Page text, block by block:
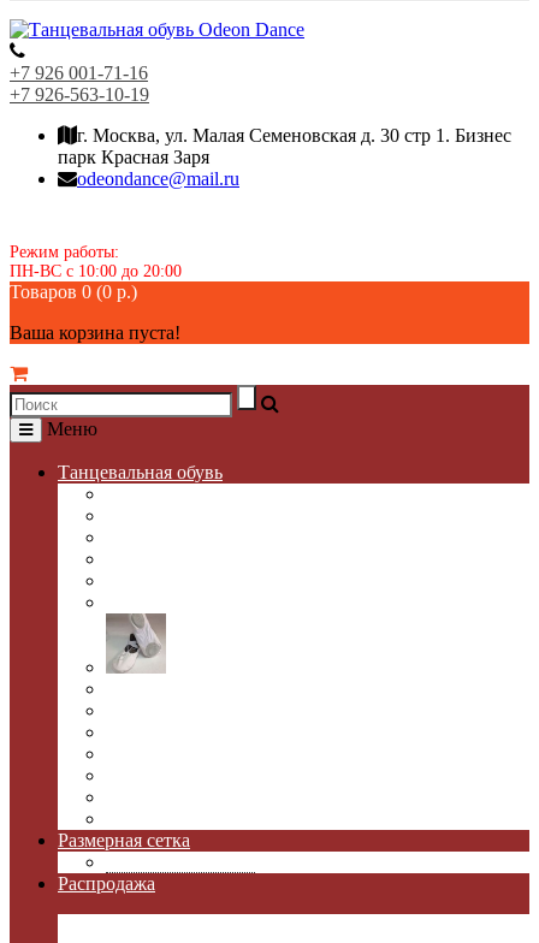
+7 926 001-71-16
+7 926-563-10-19
г. Москва, ул. Малая Семеновская д. 30 стр 1. Бизнес
парк Красная Заря
odeondance@mail.ru
Режим работы:
ПН-ВС с 10:00 до 20:00
Товаров 0 (0 р.)
Ваша корзина пуста!
Меню
Танцевальная обувь
Размерная сетка
Распродажа